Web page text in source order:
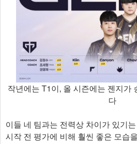
작년에는 T1이, 올 시즌에는 젠지가
다
이들 네 팀과는 전력상 차이가 있기
시작 전 평가에 비해 훨씬 좋은 모습